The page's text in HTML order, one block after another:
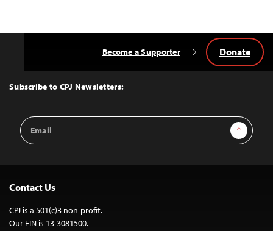
Top
Subscribe to CPJ Newsletters:
Email
Address
Sign Up
Become a Supporter Donate
Contact Us
CPJ is a 501(c)3 non-profit.
Our EIN is 13-3081500.